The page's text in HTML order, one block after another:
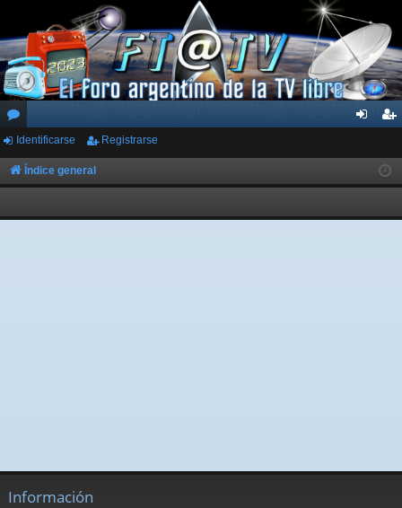
or
os
ar
ist
rs
Identificarse Registrarse
Índice general
Información